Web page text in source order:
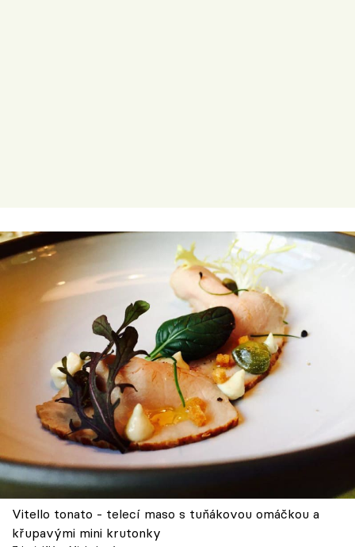
Vitello tonato - telecí maso s tuňákovou omáčkou a
křupavými mini krutonky